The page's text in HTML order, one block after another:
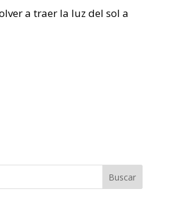
a traer la luz del sol a
Buscar